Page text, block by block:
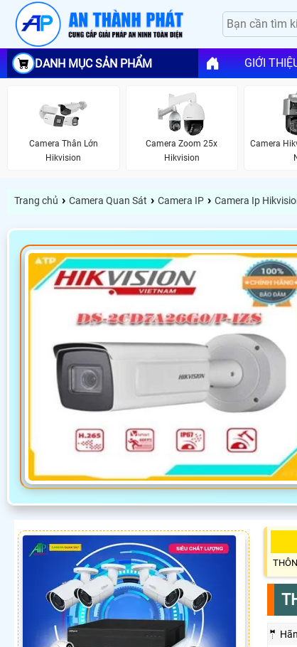
DANH MỤC SẢN PHẨM GIỚI
Camera Thân Lớn
Hikvision
Camera Zoom 25x
Hikvision
Camera
Trang chủ › Camera Quan Sát › Camera IP › Camera Ip
🤵